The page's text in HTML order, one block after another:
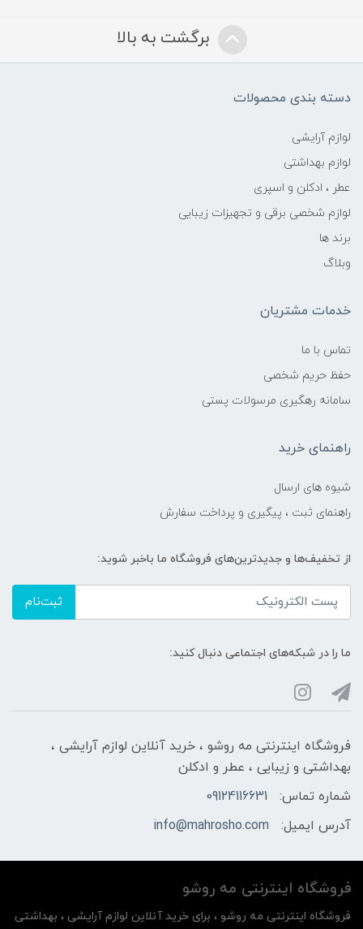
برگشت به بالا
دسته بندی محصولات
لوازم آرایشی
لوازم بهداشتی
عطر ، ادکلن و اسپری
لوازم شخصی برقی و تجهیزات زیبایی
برند ها
وبلاگ
خدمات مشتریان
تماس با ما
حفظ حریم شخصی
سامانه رهگیری مرسولات پستی
راهنمای خرید
شیوه های ارسال
راهنمای ثبت ، پیگیری و پرداخت سفارش
از تخفیف‌ها و جدیدترین‌های فروشگاه ما باخبر شوید:
ثبت‌نام
ما را در شبکه‌های اجتماعی دنبال کنید:
فروشگاه اینترنتی مه‌ رو‌شو ، خرید آنلاین لوازم آرایشی ،
بهداشتی و زیبایی ، عطر و ادکلن
شماره تماس:
09124116631
آدرس ایمیل:
info@mahrosho.com
فروشگاه اینترنتی مه‌ رو‌شو
فروشگاه اینترنتی مه‌ رو‌شو ، برای خرید آنلاین لوازم آرایشی ، بهداشتی